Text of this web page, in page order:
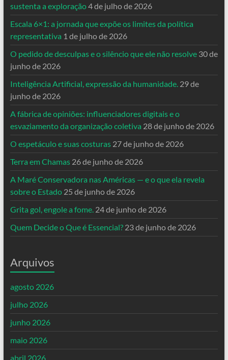
sustenta a exploração4 de julho de 2026
Escala 6×1: a jornada que expõe os limites da política
representativa 1 de julho de 2026
O pedido de desculpas e o silêncio que ele não resolve 30 de
junho de 2026
Inteligência Artificial, expressão da humanidade. 29 de
junho de 2026
A fábrica de opiniões: influenciadores digitais e o
esvaziamento da organização coletiva 28 de junho de 2026
O espetáculo e suas costuras 27 de junho de 2026
Terra em Chamas 26 de junho de 2026
A Maré Conservadora nas Américas — e o que ela revela
sobre o Estado 25 de junho de 2026
Grita gol, engole a fome. 24 de junho de 2026
Quem Decide o Que é Essencial? 23 de junho de 2026
Arquivos
agosto 2026
julho 2026
junho 2026
maio 2026
abril 2026